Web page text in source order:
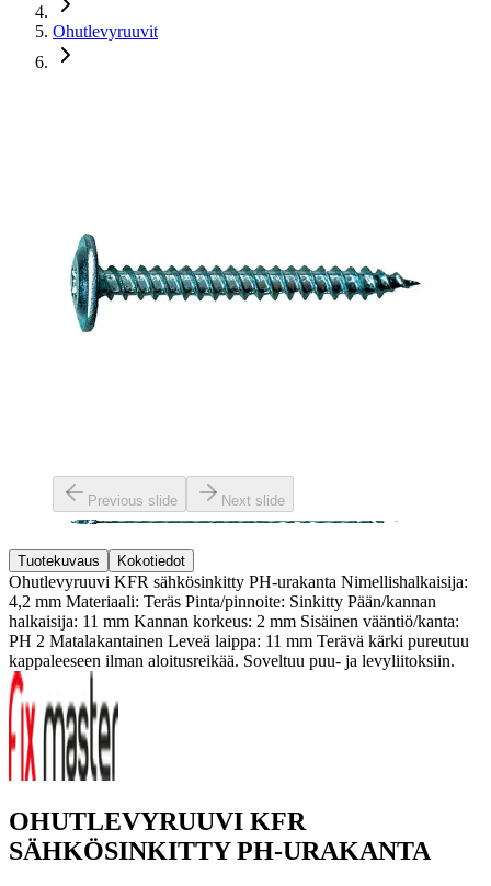
Ohutlevyruuvit
Previous slide Next slide
Tuotekuvaus Kokotiedot
Ohutlevyruuvi KFR sähkösinkitty PH-urakanta Nimellishalkaisija:
4,2 mm Materiaali: Teräs Pinta/pinnoite: Sinkitty Pään/kannan
halkaisija: 11 mm Kannan korkeus: 2 mm Sisäinen vääntiö/kanta:
PH 2 Matalakantainen Leveä laippa: 11 mm Terävä kärki pureutuu
kappaleeseen ilman aloitusreikää. Soveltuu puu- ja levyliitoksiin.
OHUTLEVYRUUVI KFR
SÄHKÖSINKITTY PH-URAKANTA